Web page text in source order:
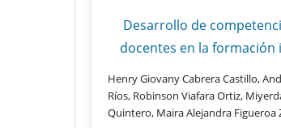
Desarrollo de
docentes en la formación
profesores de ciencias
Henry Giovany Cabrera Castillo, Andrés Espinosa
Ríos, Robinson Viafara Ortiz, Miyerdady Marin
Quintero, Maira Alejandra